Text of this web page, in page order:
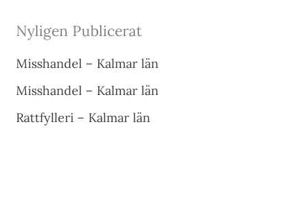
Nyligen Publicerat
Misshandel – Kalmar län
Misshandel – Kalmar län
Rattfylleri – Kalmar län